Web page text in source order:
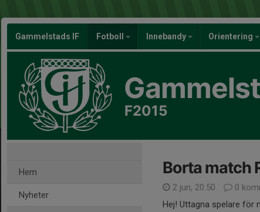
Gammelstads IF Fotboll Innebandy Orientering
F2015
Hem
Nyheter
Borta match
2 jun, 20:50
0
Hej! Uttagna spelare för